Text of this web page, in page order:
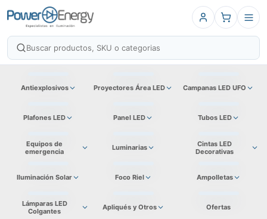
Antiexplosivos Proyectores Área LED Campanas LED UFO
Plafones LED Panel LED Tubos LED
Equipos de
emergencia
Luminarias
Cintas LED
Decorativas
Iluminación Solar Foco Riel Ampolletas
Lámparas LED
Colgantes
Apliqués y Otros Ofertas